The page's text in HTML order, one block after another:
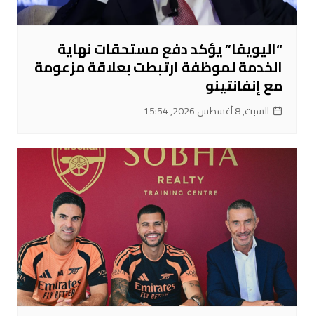
“اليويفا” يؤكد دفع مستحقات نهاية
الخدمة لموظفة ارتبطت بعلاقة مزعومة
مع إنفانتينو
السبت, 8 أغسطس 2026, 15:54